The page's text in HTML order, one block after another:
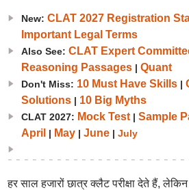
New: CLAT 2027 Registration
Important Legal Terms
Also See: CLAT Expert
Reasoning Passages| Quant
Don't Miss: 10 Must Have Skills|
Solutions| 10 Big Myths
CLAT 2027: Mock Test| Sample
April | May| June| July
हर साल हजारों छात्र क्लैट परीक्षा देते हैं,